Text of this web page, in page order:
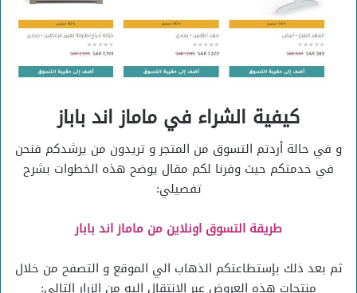
كيفية الشراء في ماماز اند باباز
و في حالة أردتم التسوق من المتجر و تريدون من يرشدكم فنحن
في خدمتكم حيث وفرنا لكم مقال يوضح هذه الخطوات بشرح
تفصيلي:
طريقة التسوق اونلاين من ماماز اند بابار
ثم بعد ذلك بإستطاعتكم الذهاب الي الموقع و التصفح من خلال